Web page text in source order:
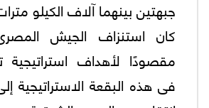
جبهتين بينهما آلاف الكيلو
كان استنزاف الجيش
مقصودًا لأهداف استراتيجية
فى هذه البقعة الاستراتيجية